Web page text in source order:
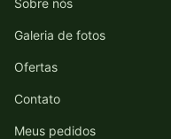
Galeria de fotos
Ofertas
Contato
Meus pedidos